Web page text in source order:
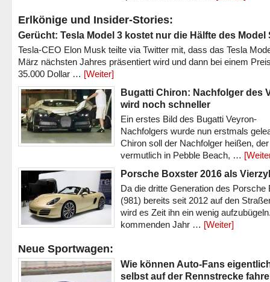
Erlkönige und Insider-Stories:
Gerücht: Tesla Model 3 kostet nur die Hälfte des Model
Tesla-CEO Elon Musk teilte via Twitter mit, dass das Tesla
März nächsten Jahres präsentiert wird und dann bei einem
35.000 Dollar … [Weiter]
Bugatti Chiron: Nachfolger des
wird noch schneller
Ein erstes Bild des Bugatti Veyron-
Nachfolgers wurde nun erstmals
Chiron soll der Nachfolger heißen, der
vermutlich in Pebble Beach, …
Porsche Boxster 2016 als
Da die dritte Generation des Porsche
(981) bereits seit 2012 auf den
wird es Zeit ihn ein wenig
kommenden Jahr … [Weiter]
Neue Sportwagen:
Wie können Auto-Fans
selbst auf der Rennstrecke